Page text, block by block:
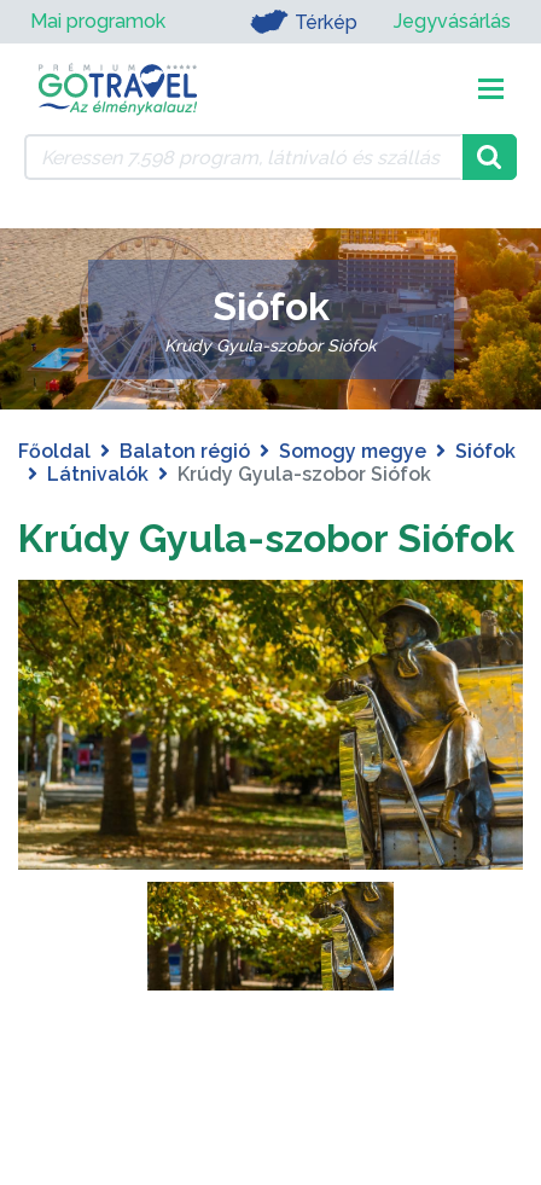
Mai programok Térkép Jegyvásárlás
Siófok
Krúdy Gyula-szobor Siófok
Főoldal Balaton régió Somogy megye
Siófok
Látnivalók
Krúdy Gyula-szobor Siófok
Krúdy Gyula-szobor Siófok